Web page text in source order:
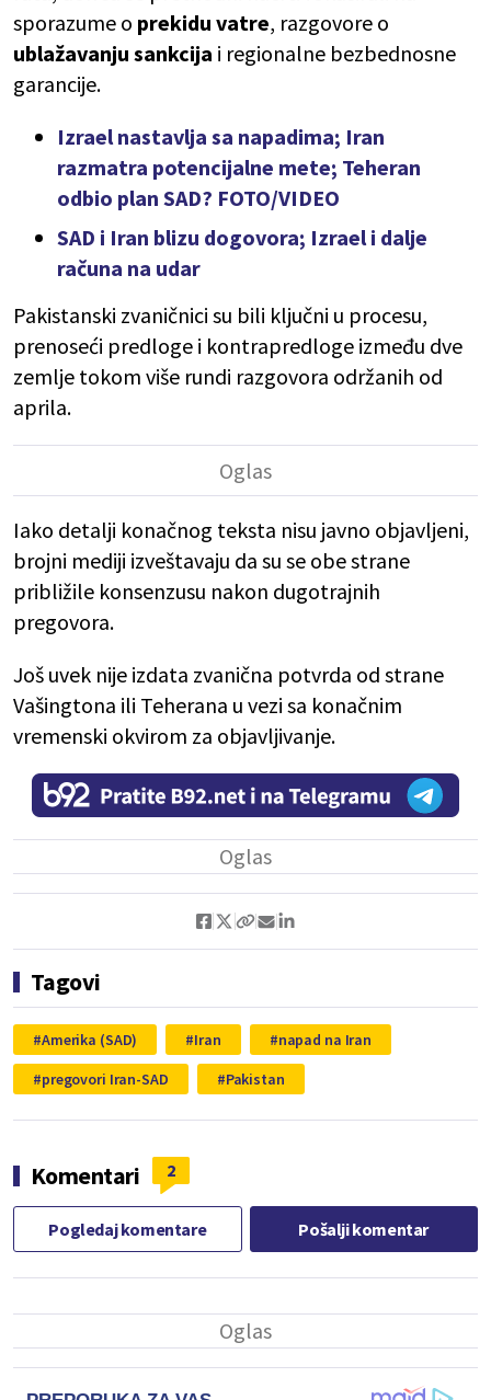
sporazume o prekidu vatre, razgovore o
ublažavanju sankcija i regionalne bezbednosne
garancije.
Izrael nastavlja sa napadima; Iran
razmatra potencijalne mete; Teheran
odbio plan SAD? FOTO/VIDEO
SAD i Iran blizu dogovora; Izrael i dalje
računa na udar
Pakistanski zvaničnici su bili ključni u procesu,
prenoseći predloge i kontrapredloge između dve
zemlje tokom više rundi razgovora održanih od
aprila.
Iako detalji konačnog teksta nisu javno objavljeni,
brojni mediji izveštavaju da su se obe strane
približile konsenzusu nakon dugotrajnih
pregovora.
Još uvek nije izdata zvanična potvrda od strane
Vašingtona ili Teherana u vezi sa konačnim
vremenski okvirom za objavljivanje.
Tagovi
Amerika (SAD) Iran
napad na Iran
pregovori Iran-SAD
Pakistan
Komentari 2
Pogledaj komentare Pošalji komentar